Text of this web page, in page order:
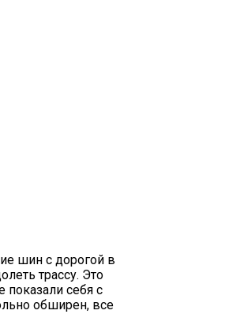
шин с дорогой в
трассу. Это
себя с
обширен, все